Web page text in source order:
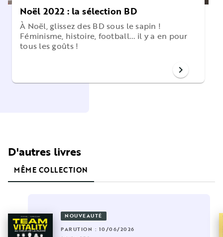
Noël 2022 : la sélection BD
À Noël, glissez des BD sous le sapin !
Féminisme, histoire, football... il y a en pour
tous les goûts !
chevron_right
D'autres livres
MÊME COLLECTION
NOUVEAUTÉ
PARUTION : 10/06/2026